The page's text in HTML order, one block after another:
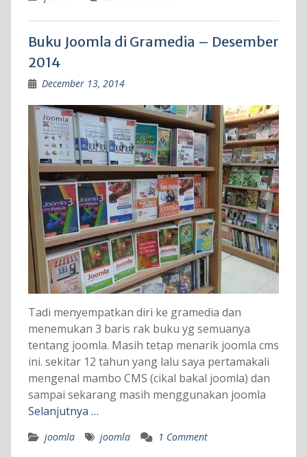
Buku Joomla di Gramedia – Desember
2014
December 13, 2014
Tadi menyempatkan diri ke gramedia dan
menemukan 3 baris rak buku yg semuanya
tentang joomla. Masih tetap menarik joomla cms
ini. sekitar 12 tahun yang lalu saya pertamakali
mengenal mambo CMS (cikal bakal joomla) dan
sampai sekarang masih menggunakan joomla
Selanjutnya …
joomla joomla 1 Comment